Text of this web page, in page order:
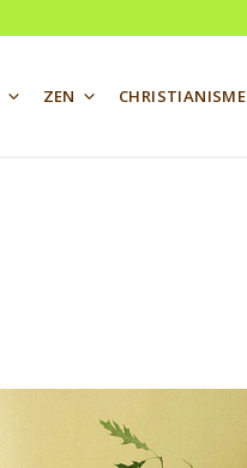
ZEN CHRISTIANISME